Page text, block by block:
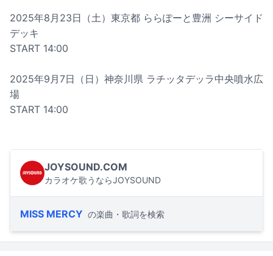
2025年8月23日（土）東京都 ららぽーと豊洲 シーサイド
デッキ
START 14:00
2025年9月7日（日）神奈川県 ラチッタデッラ中央噴水広
場
START 14:00
JOYSOUND.COM
カラオケ歌うならJOYSOUND
MISS MERCY の楽曲・歌詞を検索